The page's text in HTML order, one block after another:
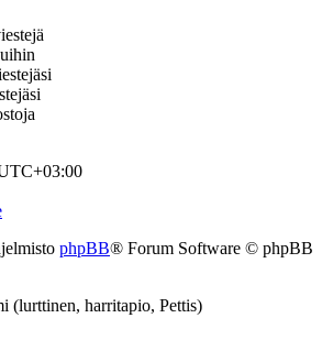
phpBB® Forum Software © phpBB
(lurttinen, harritapio, Pettis)